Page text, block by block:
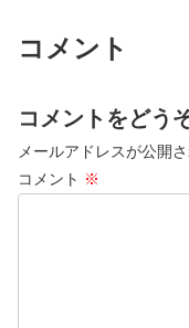
にしたいのに」といった
助になれば幸いです。
コメント
コメントをどう
メールアドレスが公開
コメント ※